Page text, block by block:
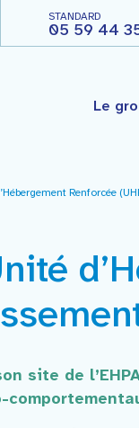
STANDARD
05 59 44
Le
de Saint-
Public de Santé
Dithurbide
?”
de cancérologie
Renforcée
site de